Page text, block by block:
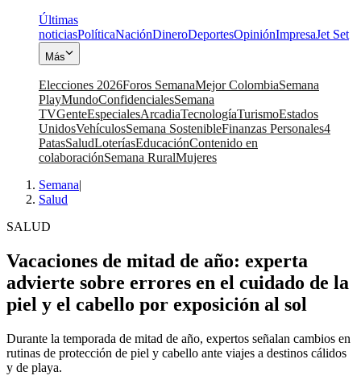
Últimas
noticiasPolíticaNaciónDineroDeportesOpiniónImpresaJet Set
Más
Elecciones 2026Foros SemanaMejor ColombiaSemana
PlayMundoConfidencialesSemana
TVGenteEspecialesArcadiaTecnologíaTurismoEstados
UnidosVehículosSemana SostenibleFinanzas Personales4
PatasSaludLoteríasEducaciónContenido en
colaboraciónSemana RuralMujeres
Semana|
Salud
SALUD
Vacaciones de mitad de año: experta
advierte sobre errores en el cuidado de la
piel y el cabello por exposición al sol
Durante la temporada de mitad de año, expertos señalan cambios en
rutinas de protección de piel y cabello ante viajes a destinos cálidos
y de playa.